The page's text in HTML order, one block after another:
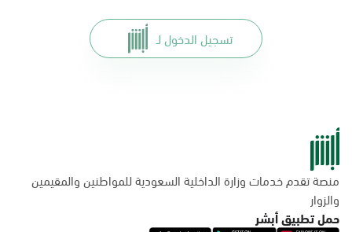
تسجيل الدخول لـ
منصة تقدم خدمات وزارة الداخلية السعودية للمواطنين والمقيمين
والزوار
حمل تطبيق أبشر